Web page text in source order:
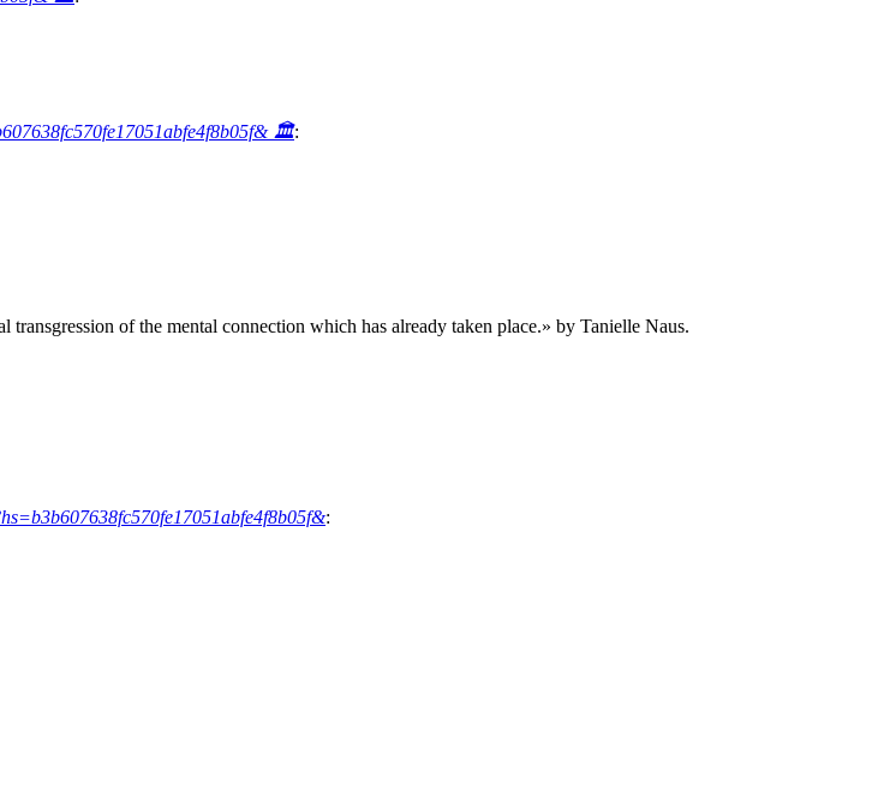
🏛️:
of the mental connection which has already taken place.» by Tanielle Naus.
: